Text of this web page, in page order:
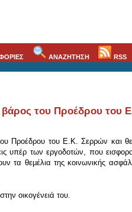
ΑΝΑΖΗΤΗΣΗ RSS
του Προέδρου του
Προέδρου του Ε.Κ. Σερρών και
υπέρ των εργοδοτών, που
τα θεμέλια της κοινωνικής
οικογένειά του.